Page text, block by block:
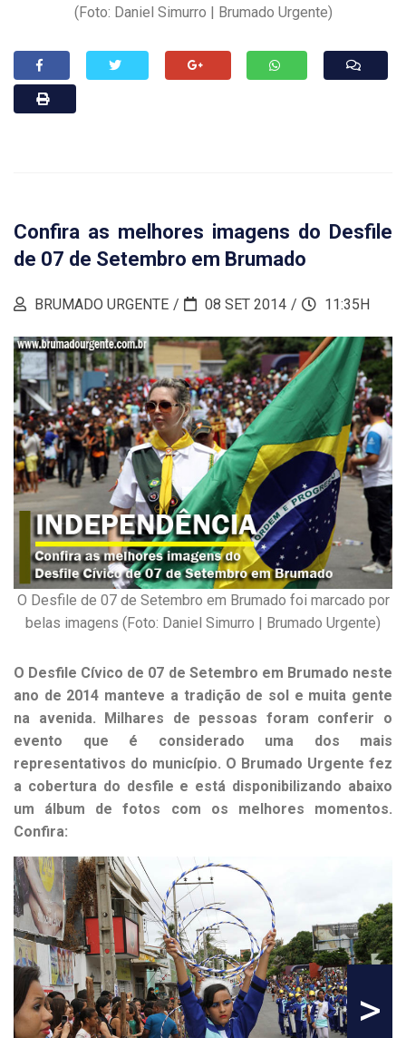
(Foto: Daniel Simurro | Brumado Urgente)
Confira as melhores imagens do Desfile
de 07 de Setembro em Brumado
BRUMADO URGENTE 08 SET 2014 11:35H
O Desfile de 07 de Setembro em Brumado foi marcado por
belas imagens (Foto: Daniel Simurro | Brumado Urgente)
O Desfile Cívico de 07 de Setembro em Brumado neste
ano de 2014 manteve a tradição de sol e muita gente
na avenida. Milhares de pessoas foram conferir o
evento que é considerado uma dos mais
representativos do município. O Brumado Urgente fez
a cobertura do desfile e está disponibilizando abaixo
um álbum de fotos com os melhores momentos.
Confira:
>